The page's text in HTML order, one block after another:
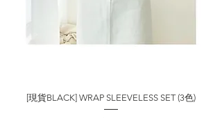
[現貨BLACK] WRAP SLEEVELESS SET (3色)